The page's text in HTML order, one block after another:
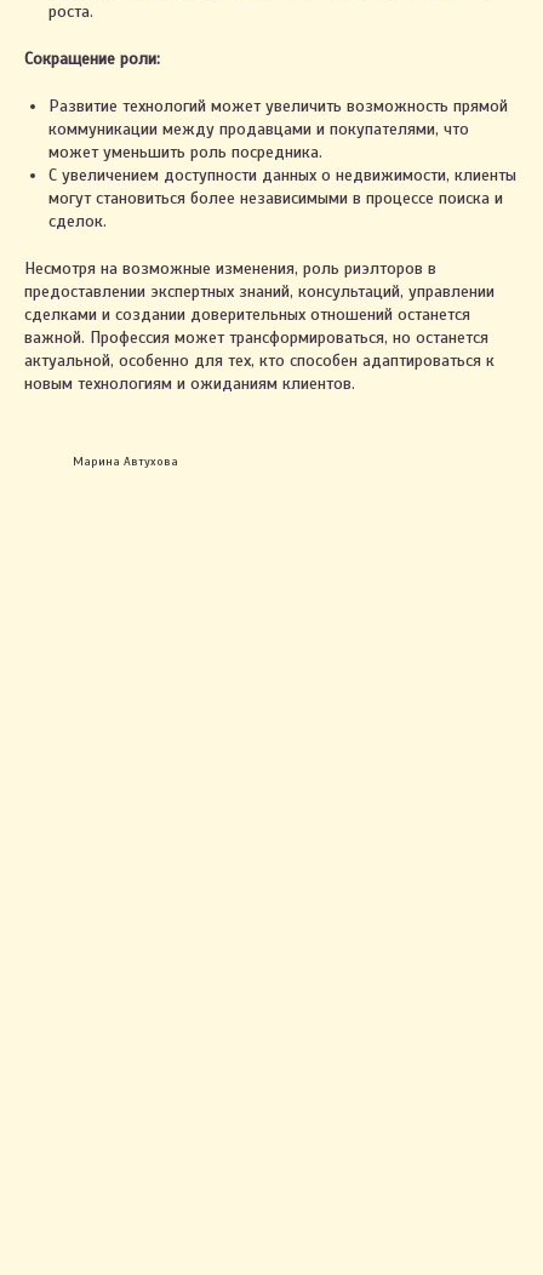
роста.
Сокращение роли:
Развитие технологий может увеличить возможность прямой
коммуникации между продавцами и покупателями, что
может уменьшить роль посредника.
С увеличением доступности данных о недвижимости, клиенты
могут становиться более независимыми в процессе поиска и
сделок.
Несмотря на возможные изменения, роль риэлторов в
предоставлении экспертных знаний, консультаций, управлении
сделками и создании доверительных отношений останется
важной. Профессия может трансформироваться, но останется
актуальной, особенно для тех, кто способен адаптироваться к
новым технологиям и ожиданиям клиентов.
Марина Автухова